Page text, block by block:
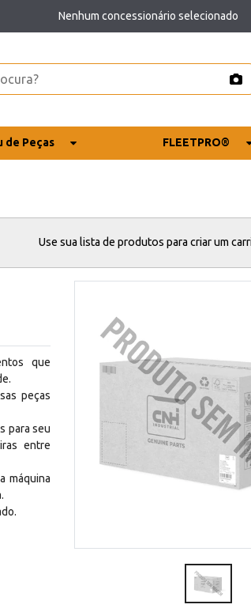
Nenhum concessionário selecionado
de Peças FLEETPRO®
Use sua lista de produtos para criar um
que
peças
para seu
entre
máquina